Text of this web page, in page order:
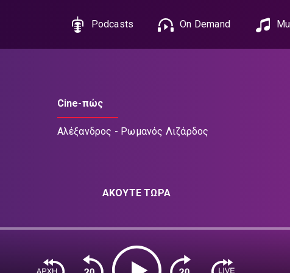
Podcasts On Demand
Cine-πώς
Αλέξανδρος - Ρωμανός Λιζάρδος
ΑΚΟΥΤΕ ΤΩΡΑ